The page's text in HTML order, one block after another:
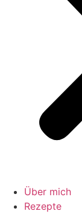
Über mich
Rezepte